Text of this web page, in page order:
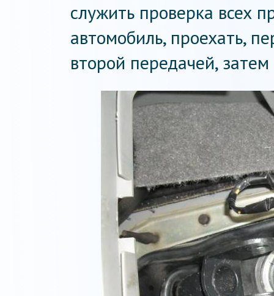
служить проверка всех
автомобиль, проехать,
второй передачей,